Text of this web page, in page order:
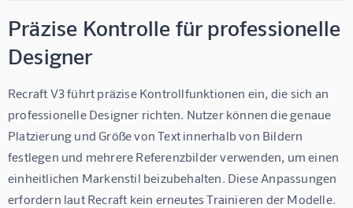
Präzise Kontrolle für professionelle
Designer
Recraft V3 führt präzise Kontrollfunktionen ein, die sich an
professionelle Designer richten. Nutzer können die genaue
Platzierung und Größe von Text innerhalb von Bildern
festlegen und mehrere Referenzbilder verwenden, um einen
einheitlichen Markenstil beizubehalten. Diese Anpassungen
erfordern laut Recraft kein erneutes Trainieren der Modelle.